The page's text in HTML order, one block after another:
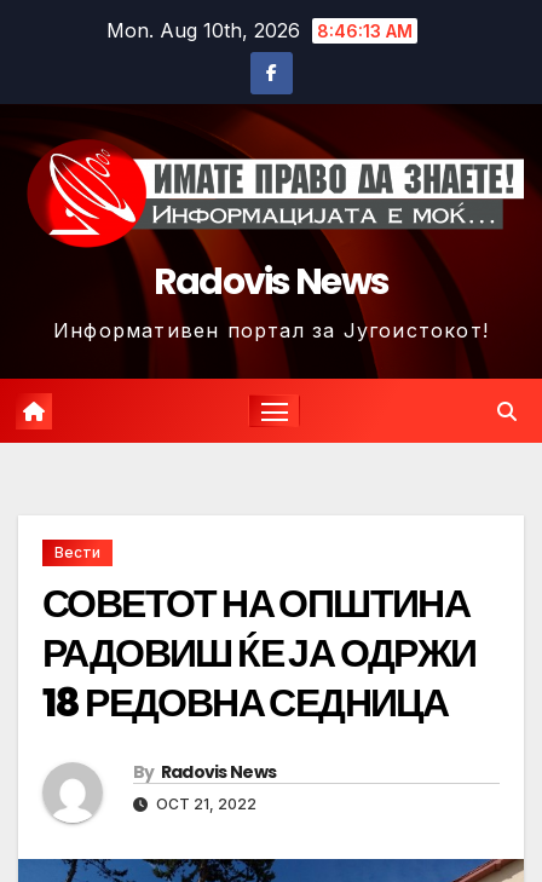
Mon. Aug 10th, 2026 8:46:16 AM
Radovis News
Информативен портал за Југоистокот!
Вести
СОВЕТОТ НА ОПШТИНА
РАДОВИШ ЌЕ ЈА ОДРЖИ
18 РЕДОВНА СЕДНИЦА
By Radovis News
OCT 21, 2022